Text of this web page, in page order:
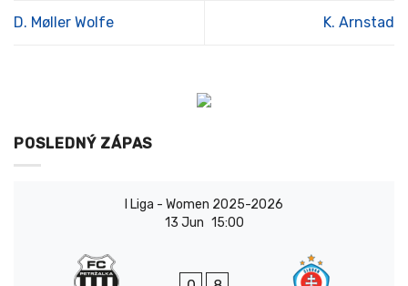
D. Møller Wolfe K. Arnstad
POSLEDNÝ ZÁPAS
I Liga - Women 2025-2026
13 Jun 15:00